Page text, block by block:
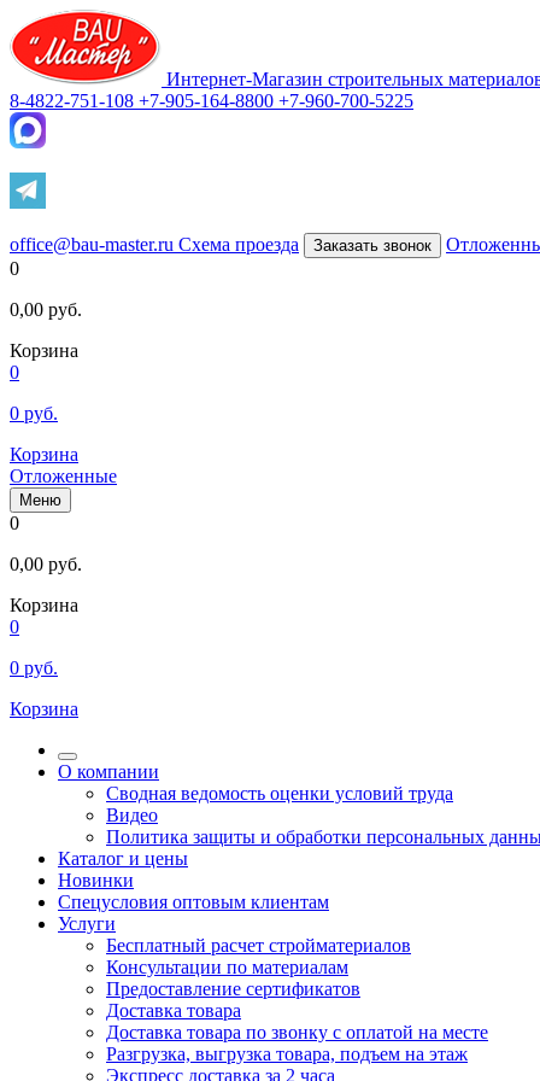
Интернет-Магазин строительных
8-4822-751-108 +7-905-164-8800 +7-960-700-5225
office@bau-master.ru Схема проезда Заказать звонок
0
0,00 руб.
Корзина
0
0 руб.
Корзина
Отложенные
Меню
0
0,00 руб.
Корзина
0
0 руб.
Корзина
О компании
Сводная ведомость оценки условий труда
Видео
Политика защиты и обработки персональных
Каталог и цены
Новинки
Спецусловия оптовым клиентам
Услуги
Бесплатный расчет стройматериалов
Консультации по материалам
Предоставление сертификатов
Доставка товара
Доставка товара по звонку с оплатой на месте
Разгрузка, выгрузка товара, подъем на этаж
Экспресс доставка за 2 часа